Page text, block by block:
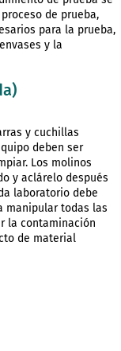
de prueba,
para la prueba,
y la
y cuchillas
deben ser
Los molinos
y aclárelo después
laboratorio debe
manipular todas las
la contaminación
de material